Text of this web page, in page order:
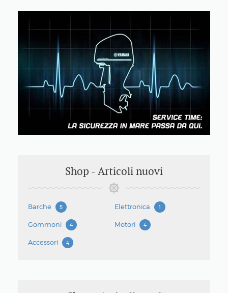
Shop - Articoli nuovi
Barche 5 Elettronica 1
Gommoni 4 Motori 4
Accessori 4